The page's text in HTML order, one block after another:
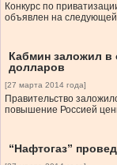
Конкурс по
объявлен на
Кабмин заложил в
долларов
[27 марта 2014 года]
Правительство
повышение Россией
“Нафтогаз”